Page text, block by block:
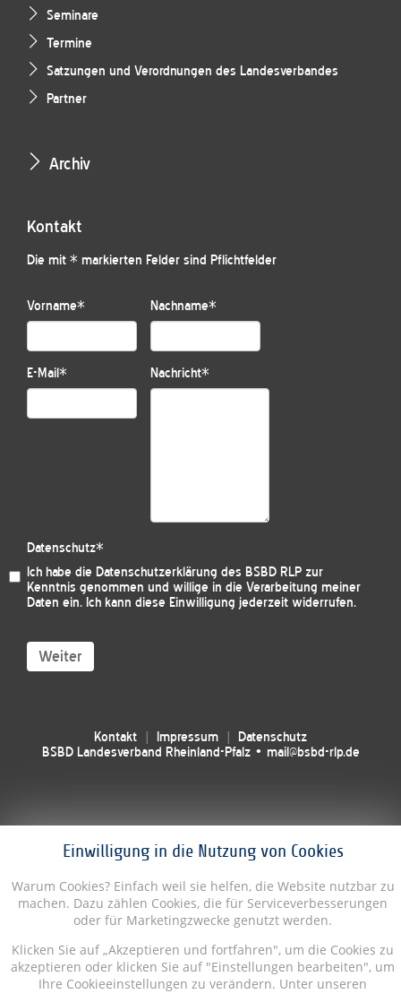
Einwilligung in die Nutzung von Cookies
Warum Cookies? Einfach weil sie helfen, die Website nutzbar zu
machen. Dazu zählen Cookies, die für Serviceverbesserungen
oder für Marketingzwecke genutzt werden.
Klicken Sie auf „Akzeptieren und fortfahren", um die Cookies zu
akzeptieren oder klicken Sie auf "Einstellungen bearbeiten", um
Ihre Cookieeinstellungen zu verändern. Unter unseren
Seminare
Termine
Satzungen und Verordnungen des Landesverbandes
Partner
Archiv
Kontakt
Die mit * markierten Felder sind Pflichtfelder
Vorname* Nachname*
E-Mail* Nachricht*
Datenschutz*
Ich habe die Datenschutzerklärung des BSBD RLP zur
Kenntnis genommen und willige in die Verarbeitung meiner
Daten ein. Ich kann diese Einwilligung jederzeit widerrufen.
Weiter
Kontakt Impressum
Datenschutz
BSBD Landesverband Rheinland-Pfalz • mail@bsbd-rlp.de